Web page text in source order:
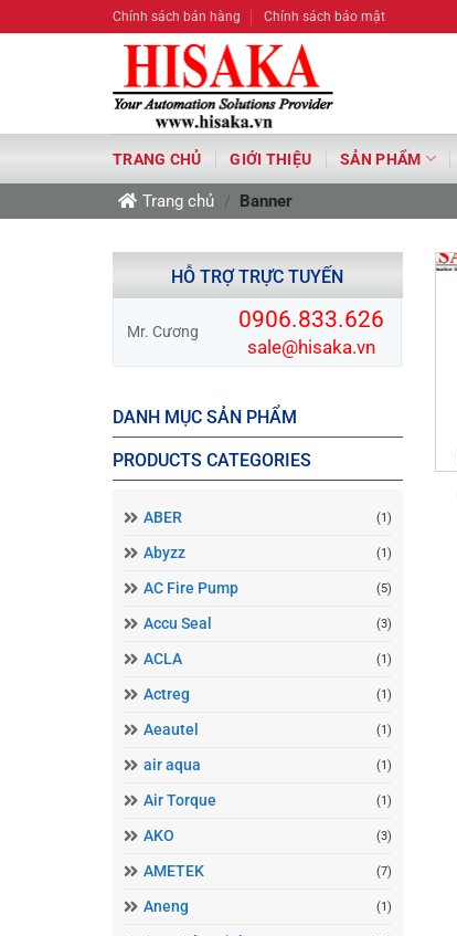
qua
Chính sách bán hàng Chính sách bảo mật
TRANG CHỦ GIỚI THIỆU SẢN PHẨM
Trang chủ / Banner
HỖ TRỢ TRỰC TUYẾN
Mr. Cương 0906.833.626
sale@hisaka.vn
DANH MỤC SẢN PHẨM
PRODUCTS CATEGORIES
ABER (1)
Abyzz (1)
AC Fire Pump (5)
Accu Seal (3)
ACLA (1)
Actreg (1)
Aeautel (1)
air aqua (1)
Air Torque (1)
AKO (3)
AMETEK (7)
Aneng (1)